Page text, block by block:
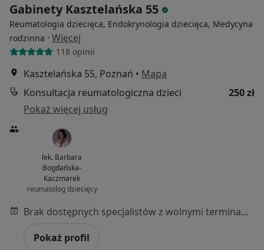
Gabinety Kasztelańska 55
Reumatologia dziecięca, Endokrynologia dziecięca, Medycyna
rodzinna · Więcej
118 opinii
Kasztelańska 55, Poznań • Mapa
Konsultacja reumatologiczna dzieci
250 zł
Pokaż więcej usług
lek. Barbara
Bogdańska-
Kaczmarek
reumatolog dziecięcy
Brak dostępnych specjalistów z wolnymi terminami w tym centrum medycznym.
Pokaż profil